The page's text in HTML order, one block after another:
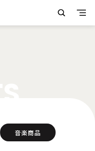
音楽商品